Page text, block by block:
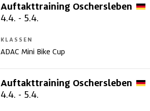
Auftakttraining Oschersleben
4.4. - 5.4.
KLASSEN
ADAC Mini Bike Cup
Auftakttraining Oschersleben
4.4. - 5.4.